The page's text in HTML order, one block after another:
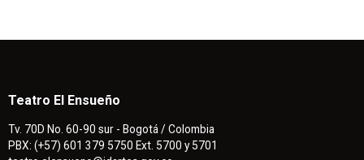
Teatro El Ensueño
Tv. 70D No. 60-90 sur - Bogotá / Colombia
PBX: (+57) 601 379 5750 Ext. 5700 y 5701